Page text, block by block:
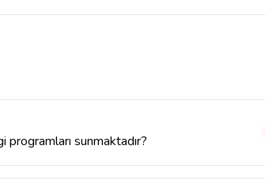
sunmaktadır?